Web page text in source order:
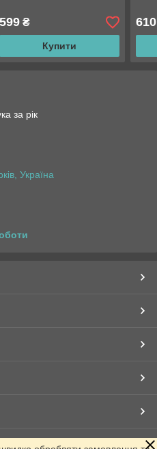
599₴
Купити
610
за рік
Україна
Prom.ua